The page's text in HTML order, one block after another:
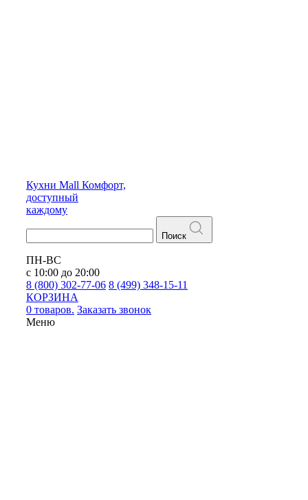
Кухни Mall Комфорт,
доступный
каждому
Поиск
ПН-ВС
с 10:00 до 20:00
8 (800) 302-77-06 8 (499) 348-15-11
КОРЗИНА
0 товаров. Заказать звонок
Меню